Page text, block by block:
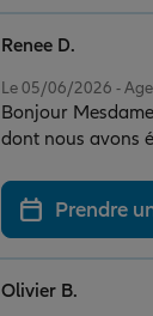
Le 05/06/2026 -
Bonjour
dont nous avons étaient fidèles pendant 39
Renee D.
Prendre
Olivier B.